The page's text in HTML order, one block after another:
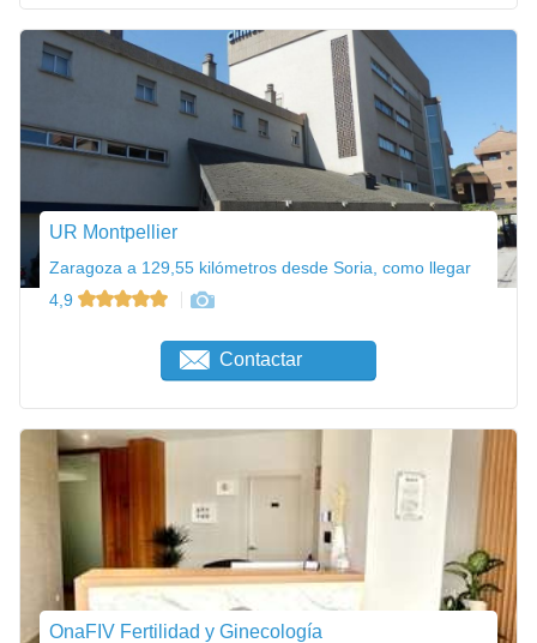
UR Montpellier
Zaragoza a 129,55 kilómetros desde Soria, como llegar
4,9
Contactar
OnaFIV Fertilidad y Ginecología